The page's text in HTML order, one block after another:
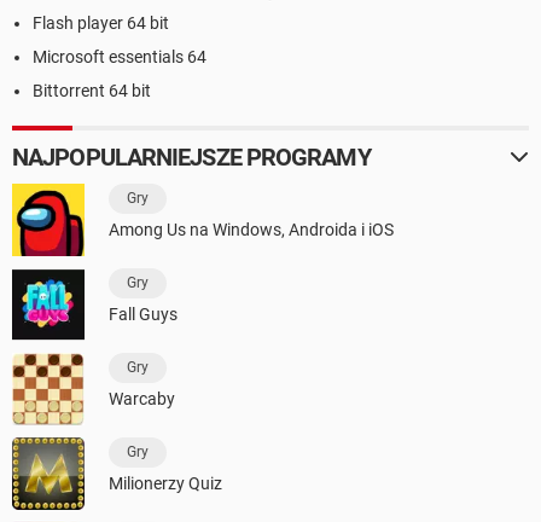
Flash player 64 bit
Microsoft essentials 64
Bittorrent 64 bit
NAJPOPULARNIEJSZE PROGRAMY
Gry
Among Us na Windows, Androida i iOS
Gry
Fall Guys
Gry
Warcaby
Gry
Milionerzy Quiz